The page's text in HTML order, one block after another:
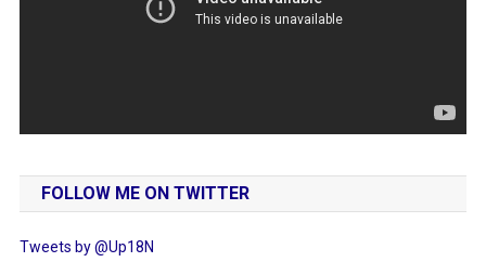
FOLLOW ME ON TWITTER
Tweets by @Up18N